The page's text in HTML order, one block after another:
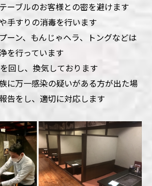
ーブルのお客様との密を避けます
手すりの消毒を行います
ーン、もんじゃヘラ、トングなどは
を行っています
回し、換気しております
に万一感染の疑いがある方が出た場
告をし、適切に対応します